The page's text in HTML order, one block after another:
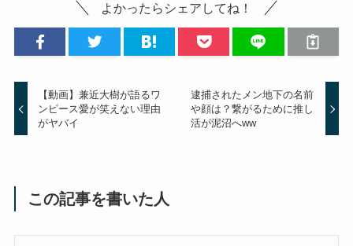
よかったらシェアしてね！
【動画】兼近大樹が語るワ
ンピース愛が笑えない理由
がヤバイ
逮捕されたメン地下の名前
や顔は？繋がるために推し
活が泥沼へww
この記事を書いた人